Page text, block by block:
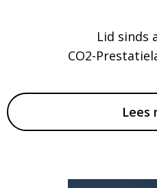
Lid sinds
CO2-
Lees